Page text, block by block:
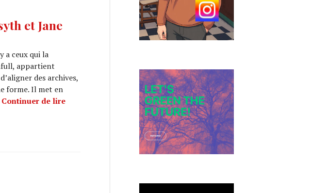
et Jane
a ceux qui la
appartient
des archives,
forme. Il met en
Continuer de lireCINEMA : « Broken English » de Iain Forsyth et Jane Pollard